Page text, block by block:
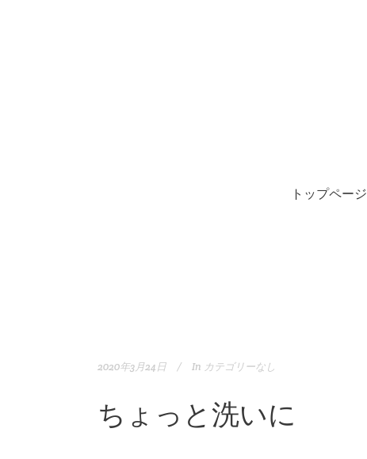
トップページ
2020年3月24日 In カテゴリーなし
ちょっと洗いに